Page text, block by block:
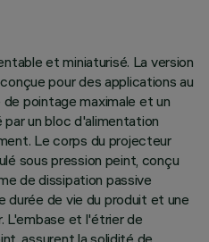
et miniaturisé. La version
pour des applications au
pointage maximale et un
un bloc d'alimentation
Le corps du projecteur
sous pression peint, conçu
de dissipation passive
durée de vie du produit et une
L'embase et l'étrier de
assurent la solidité de